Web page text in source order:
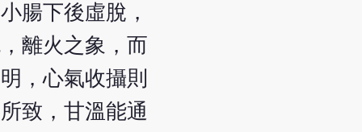
腸下後虛脫，
離火之象，而
，心氣收攝則
致，甘溫能通